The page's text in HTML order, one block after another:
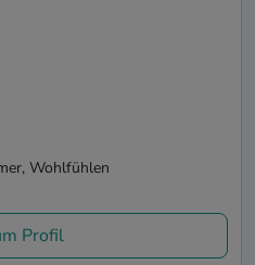
Wohlfühlen
Profil